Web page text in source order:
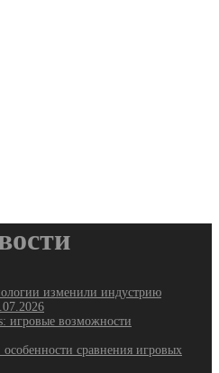
изменили индустрию
игровые возможности
сравнения игровых